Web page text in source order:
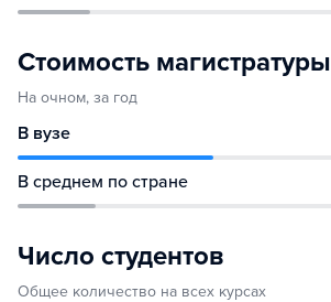
Стоимость магистратуры
На очном, за год
В вузе
В среднем по стране
Число студентов
Общее количество на всех курсах